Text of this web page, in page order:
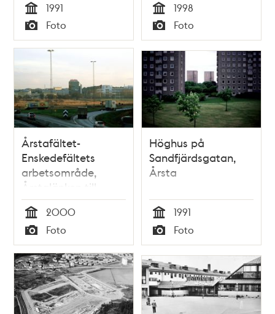
Tid
1991
Typ
Foto Tid
1998
Typ
Foto
Årstafältet-
Enskedefältets
arbetsområde,
Årstalänken till
vänster, Ersta
Gårdsväg till höger,
innan Årstalänken
grävdes ner
Tid
2000
Typ
Foto
Höghus på
Sandfjärdsgatan,
Årsta
Tid
1991
Typ
Foto